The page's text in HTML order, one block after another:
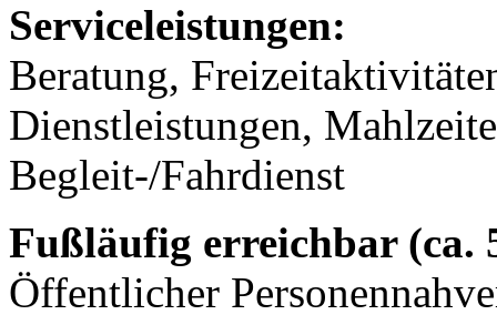
Serviceleistungen:
Beratung,
Dienstleistungen,
Begleit-/Fahrdienst
Fußläufig erreichbar (ca.
Öffentlicher